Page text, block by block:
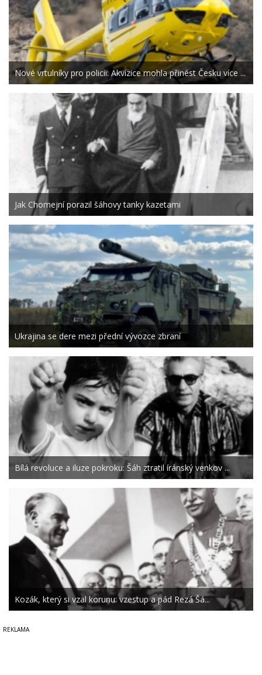
Nové vrtulníky pro policii: Akvizice mohla přinést Česku více ...
Jak Chomejní porazil šáhovy tanky kazetami
Ukrajina se dere mezi přední vývozce zbraní
Bílá revoluce a iluze pokroku: Šáh ztratil íránský venkov ...
Kozák, který si vzal korunu: vzestup a pád Rezá Šá...